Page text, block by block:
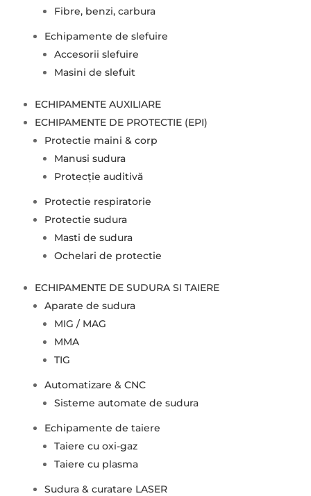
Fibre, benzi, carbura
Echipamente de slefuire
Accesorii slefuire
Masini de slefuit
ECHIPAMENTE AUXILIARE
ECHIPAMENTE DE PROTECTIE (EPI)
Protectie maini & corp
Manusi sudura
Protecție auditivă
Protectie respiratorie
Protectie sudura
Masti de sudura
Ochelari de protectie
ECHIPAMENTE DE SUDURA SI TAIERE
Aparate de sudura
MIG / MAG
MMA
TIG
Automatizare & CNC
Sisteme automate de sudura
Echipamente de taiere
Taiere cu oxi-gaz
Taiere cu plasma
Sudura & curatare LASER